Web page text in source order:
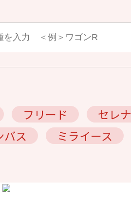
フリード セレナ
バス ミライース